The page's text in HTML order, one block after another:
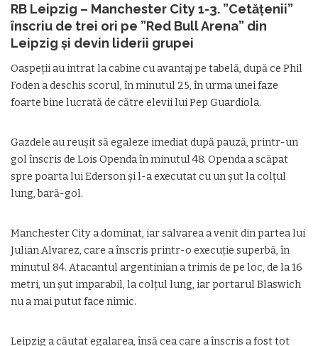
RB Leipzig – Manchester City 1-3. ”Cetățenii”
înscriu de trei ori pe ”Red Bull Arena” din
Leipzig și devin liderii grupei
Oaspeții au intrat la cabine cu avantaj pe tabelă, după ce Phil
Foden a deschis scorul, în minutul 25, în urma unei faze
foarte bine lucrată de către elevii lui Pep Guardiola.
Gazdele au reușit să egaleze imediat după pauză, printr-un
gol înscris de Lois Openda în minutul 48. Openda a scăpat
spre poarta lui Ederson și l-a executat cu un șut la colțul
lung, bară-gol.
Manchester City a dominat, iar salvarea a venit din partea lui
Julian Alvarez, care a înscris printr-o execuție superbă, în
minutul 84. Atacantul argentinian a trimis de pe loc, de la 16
metri, un șut imparabil, la colțul lung, iar portarul Blaswich
nu a mai putut face nimic.
Leipzig a căutat egalarea, însă cea care a înscris a fost tot